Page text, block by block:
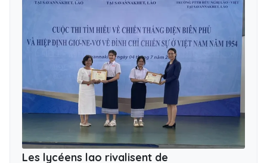
Les lycéens lao rivalisent de